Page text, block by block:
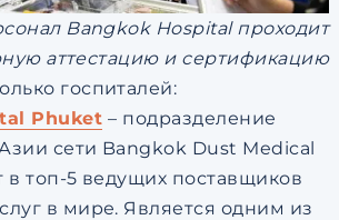
Bangkok Hospital проходит
аттестацию и сертификацию
госпиталей:
Phuket – подразделение
сети Bangkok Dust Medical
в топ-5 ведущих поставщиков
в мире. Является одним из